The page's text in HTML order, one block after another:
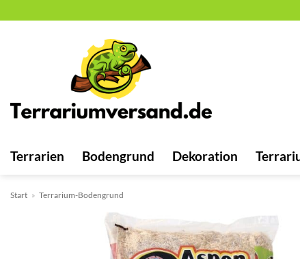
Terrarien Bodengrund Dekoration
Start » Terrarium-Bodengrund